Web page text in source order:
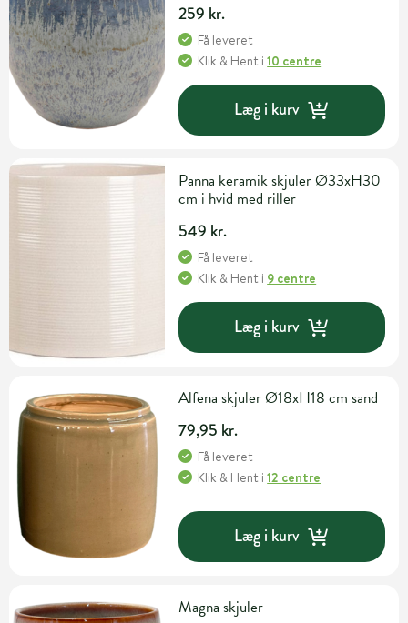
259 kr.
Få leveret
Klik & Hent i10 centre
Læg i kurv
Panna keramik skjuler Ø33xH30
cm i hvid med riller
549 kr.
Få leveret
Klik & Hent i 9 centre
Læg i kurv
Alfena skjuler Ø18xH18 cm sand
79,95 kr.
Få leveret
Klik & Hent i12 centre
Læg i kurv
Magna skjuler